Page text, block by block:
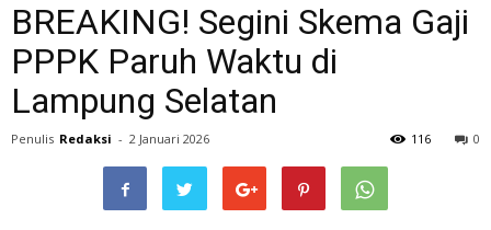
BREAKING! Segini Skema Gaji
PPPK Paruh Waktu di
Lampung Selatan
Penulis Redaksi - 2 Januari 2026 0
116